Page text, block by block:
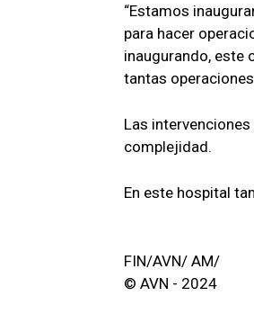
“Estamos
para hacer
inaugurando, este
tantas
Las
complejidad.
En este hospital
FIN/AVN/ AM/
© AVN - 2024